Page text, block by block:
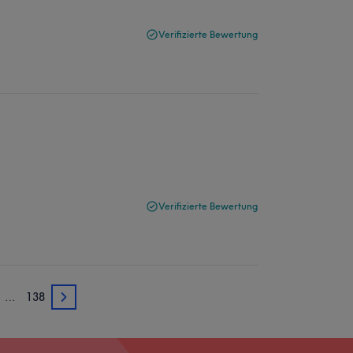
Verifizierte Bewertung
Verifizierte Bewertung
… 138 3